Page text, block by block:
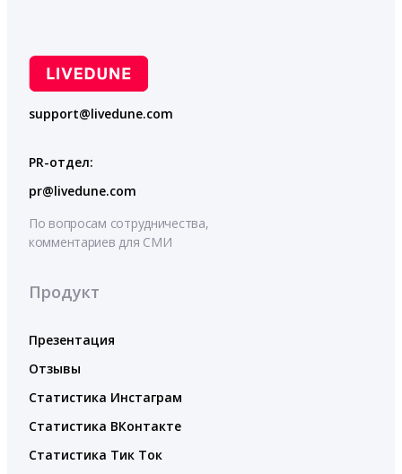
support@livedune.com
PR-отдел:
pr@livedune.com
По вопросам сотрудничества,
комментариев для СМИ
Продукт
Презентация
Отзывы
Статистика Инстаграм
Статистика ВКонтакте
Статистика Тик Ток